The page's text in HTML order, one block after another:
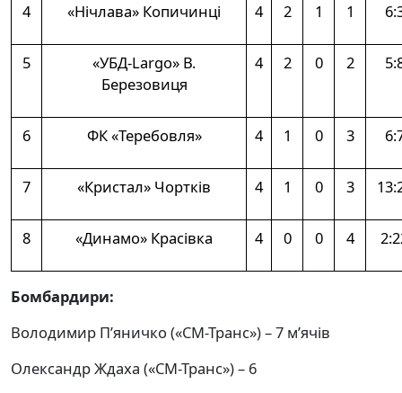
4 «Нічлава» Копичинці 4 2 1 1
5
«УБД-Largo» В.
Березовиця
4 2 0 2
6 ФК «Теребовля» 4 1 0 3
7 «Кристал» Чортків 4 1 0 3
8 «Динамо» Красівка 4 0 0 4
Бомбардири:
Володимир П’яничко («СМ-Транс») – 7 м’ячів
Олександр Ждаха («СМ-Транс») – 6